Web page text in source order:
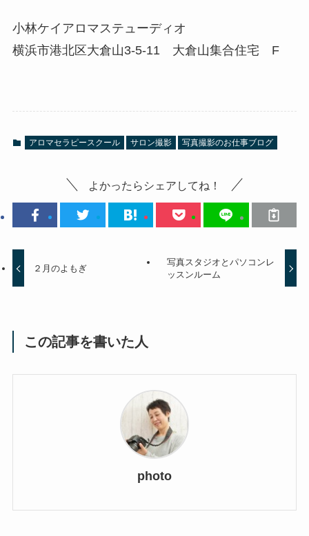
小林ケイアロマステューディオ
横浜市港北区大倉山3-5-11 大倉山集合住宅 F
アロマセラピースクール サロン撮影 写真撮影のお仕事ブログ
よかったらシェアしてね！
２月のよもぎ
写真スタジオとパソコンレ
ッスンルーム
この記事を書いた人
photo